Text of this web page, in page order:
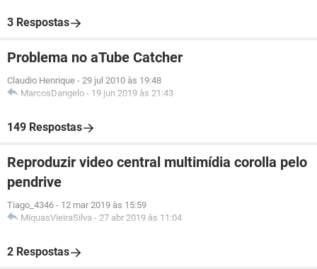
3 Respostas
Problema no aTube Catcher
Claudio Henrique - 29 jul 2010 às 19:48
MarcosDangelo - 19 jun 2019 às 21:43
149 Respostas
Reproduzir video central multimídia corolla pelo
pendrive
Tiago_4346 - 12 mar 2019 às 15:59
MiquasVieiraSilva - 27 abr 2019 às 11:04
2 Respostas